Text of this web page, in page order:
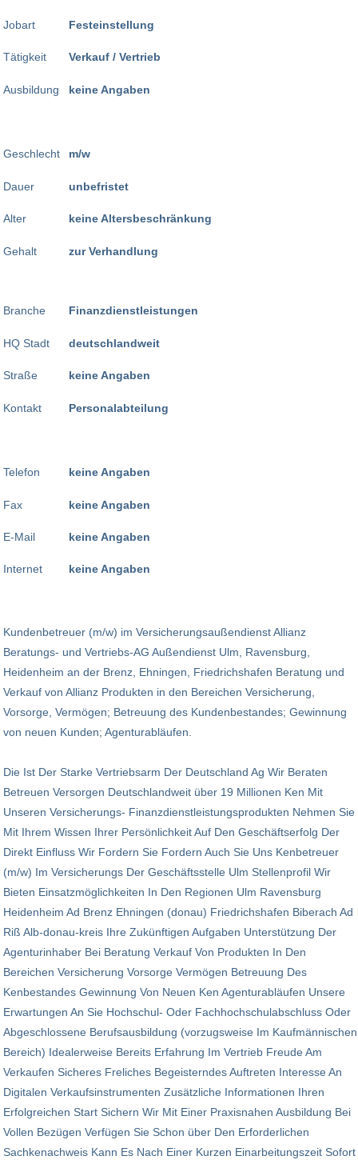
Jobart
Tätigkeit
Ausbildung
Geschlecht
Dauer
Alter
Gehalt
Festeinstellung
Verkauf / Vertrieb
keine Angaben
m/w
unbefristet
keine Altersbeschränkung
zur Verhandlung
Branche
HQ Stadt
Straße
Kontakt
Telefon
Fax
E-Mail
Internet
Finanzdienstleistungen
deutschlandweit
keine Angaben
Personalabteilung
keine Angaben
keine Angaben
keine Angaben
keine Angaben
Kundenbetreuer (m/w) im Versicherungsaußendienst Allianz
Beratungs- und Vertriebs-AG Außendienst Ulm, Ravensburg,
Heidenheim an der Brenz, Ehningen, Friedrichshafen Beratung und
Verkauf von Allianz Produkten in den Bereichen Versicherung,
Vorsorge, Vermögen; Betreuung des Kundenbestandes; Gewinnung
von neuen Kunden; Agenturabläufen.
Die Ist Der Starke Vertriebsarm Der Deutschland Ag Wir Beraten
Betreuen Versorgen Deutschlandweit über 19 Millionen Ken Mit
Unseren Versicherungs- Finanzdienstleistungsprodukten Nehmen Sie
Mit Ihrem Wissen Ihrer Persönlichkeit Auf Den Geschäftserfolg Der
Direkt Einfluss Wir Fordern Sie Fordern Auch Sie Uns Kenbetreuer
(m/w) Im Versicherungs Der Geschäftsstelle Ulm Stellenprofil Wir
Bieten Einsatzmöglichkeiten In Den Regionen Ulm Ravensburg
Heidenheim Ad Brenz Ehningen (donau) Friedrichshafen Biberach Ad
Riß Alb-donau-kreis Ihre Zukünftigen Aufgaben Unterstützung Der
Agenturinhaber Bei Beratung Verkauf Von Produkten In Den
Bereichen Versicherung Vorsorge Vermögen Betreuung Des
Kenbestandes Gewinnung Von Neuen Ken Agenturabläufen Unsere
Erwartungen An Sie Hochschul- Oder Fachhochschulabschluss Oder
Abgeschlossene Berufsausbildung (vorzugsweise Im Kaufmännischen
Bereich) Idealerweise Bereits Erfahrung Im Vertrieb Freude Am
Verkaufen Sicheres Freliches Begeisterndes Auftreten Interesse An
Digitalen Verkaufsinstrumenten Zusätzliche Informationen Ihren
Erfolgreichen Start Sichern Wir Mit Einer Praxisnahen Ausbildung Bei
Vollen Bezügen Verfügen Sie Schon über Den Erforderlichen
Sachkenachweis Kann Es Nach Einer Kurzen Einarbeitungszeit Sofort